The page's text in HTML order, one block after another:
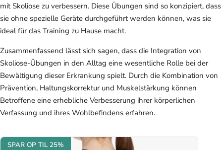
mit Skoliose zu verbessern. Diese Übungen sind so konzipiert, dass
sie ohne spezielle Geräte durchgeführt werden können, was sie
ideal für das Training zu Hause macht.
Zusammenfassend lässt sich sagen, dass die Integration von
Skoliose-Übungen in den Alltag eine wesentliche Rolle bei der
Bewältigung dieser Erkrankung spielt. Durch die Kombination von
Prävention, Haltungskorrektur und Muskelstärkung können
Betroffene eine erhebliche Verbesserung ihrer körperlichen
Verfassung und ihres Wohlbefindens erfahren.
SPAR OP TIL 25%